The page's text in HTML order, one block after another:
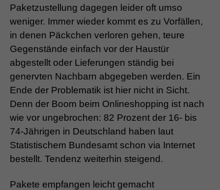
Paketzustellung dagegen leider oft umso
weniger. Immer wieder kommt es zu Vorfällen,
in denen Päckchen verloren gehen, teure
Gegenstände einfach vor der Haustür
abgestellt oder Lieferungen ständig bei
genervten Nachbarn abgegeben werden. Ein
Ende der Problematik ist hier nicht in Sicht.
Denn der Boom beim Onlineshopping ist nach
wie vor ungebrochen: 82 Prozent der 16- bis
74-Jährigen in Deutschland haben laut
Statistischem Bundesamt schon via Internet
bestellt. Tendenz weiterhin steigend.
Pakete empfangen leicht gemacht